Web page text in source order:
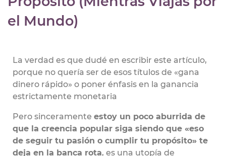
el Mundo)
La verdad es que dudé en escribir este artículo,
porque no quería ser de esos títulos de «gana
dinero rápido» o poner énfasis en la ganancia
estrictamente monetaria
Pero sinceramente estoy un poco aburrida de
que la creencia popular siga siendo que «eso
de seguir tu pasión o cumplir tu propósito» te
deja en la banca rota, es una utopía de